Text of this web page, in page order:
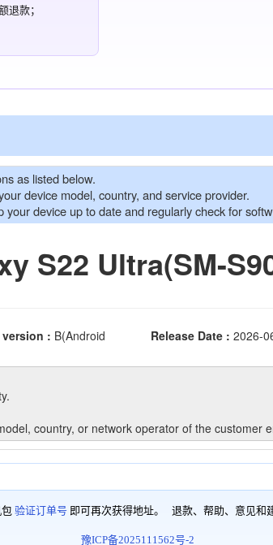
退款；
验证订单号 即可再次获得地址。 退款、帮助、意见和
豫ICP备2025111562号-2